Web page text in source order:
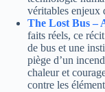
véritables enjeux
The Lost Bus –
faits réels, ce
de bus et une
piège d’un
chaleur et
contre les